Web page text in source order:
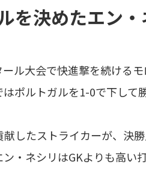
を決めたエン・
ール大会で快進撃を続ける
ポルトガルを1-0で下して
したストライカーが、決
・ネシリはGKよりも高